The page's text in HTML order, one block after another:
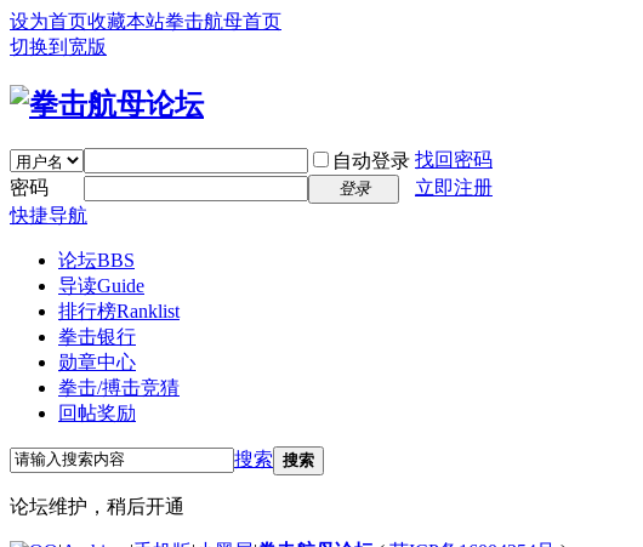
设为首页收藏本站拳击航母首页
切换到宽版
自动登录 找回密码
密码
登录
立即注册
快捷导航
论坛BBS
导读Guide
排行榜Ranklist
拳击银行
勋章中心
拳击/搏击竞猜
回帖奖励
搜索 搜索
论坛维护，稍后开通